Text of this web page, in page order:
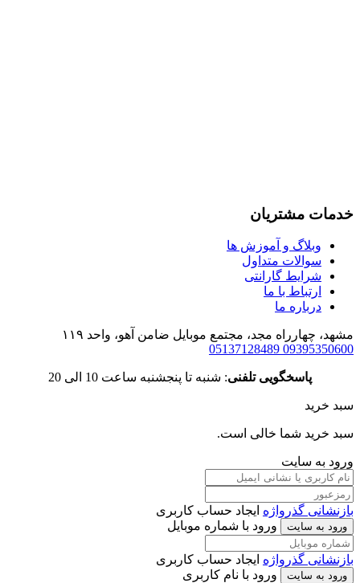
خدمات مشتریان
وبلاگ و آموزش ها
سوالات متداول
شرایط گارانتی
ارتباط با ما
درباره ما
مشهد، چهارراه مجد، مجتمع موبایل ضامن آهو، واحد ۱۱۹
09395350600
05137128489
پاسخگویی تلفنی: شنبه تا پنجشنبه ساعت 10 الی 20
سبد خرید
سبد خرید شما خالی است.
ورود به سایت
بازنشانی گذرواژه ایجاد حساب کاربری
ورود به سایت ورود با شماره موبایل
بازنشانی گذرواژه ایجاد حساب کاربری
ورود به سایت ورود با نام کاربری